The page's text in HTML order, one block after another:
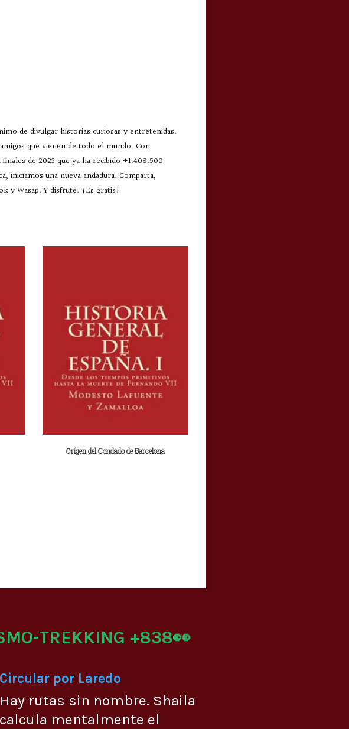
de divulgar historias curiosas y entretenidas.
que vienen de todo el mundo. Con
de 2023 que ya ha recibido +1.408.500
iniciamos una nueva andadura. Comparta,
y Wasap. Y disfrute. ¡Es gratis!
Orígen del Condado de Barcelona
TREKKING +838👀
Circular por Laredo
Hay rutas sin nombre. Shaila
calcula mentalmente el